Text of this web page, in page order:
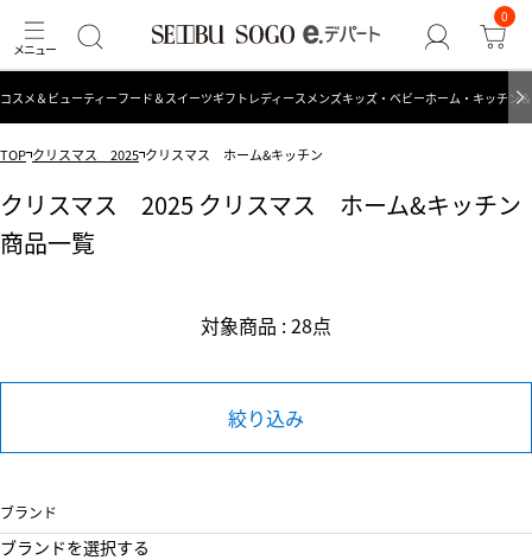
0
コスメ＆ビューティーフード＆スイーツギフト レディース メンズキッズ・ベビーホーム・キッチン
TOP クリスマス 2025 クリスマス ホーム&キッチン
クリスマス 2025 クリスマス ホーム&キッチン
商品一覧
対象商品 : 28点
絞り込み
ブランド
ブランドを選択する